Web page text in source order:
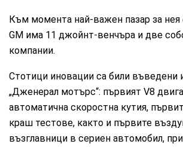
Към момента най-важен пазар за нея
GM има 11 джойнт-венчъра и две
компании.
Стотици иновации са били въведени
„Дженерал мотърс“: първият V8
автоматична скоростна кутия,
краш тестове, както и първите
възглавници в сериен автомобил,